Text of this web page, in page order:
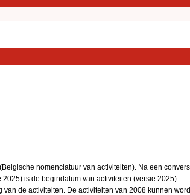
nomenclatuur van activiteiten). Na een
is de begindatum van activiteiten (versie 2025)
de activiteiten. De activiteiten van 2008 kunnen